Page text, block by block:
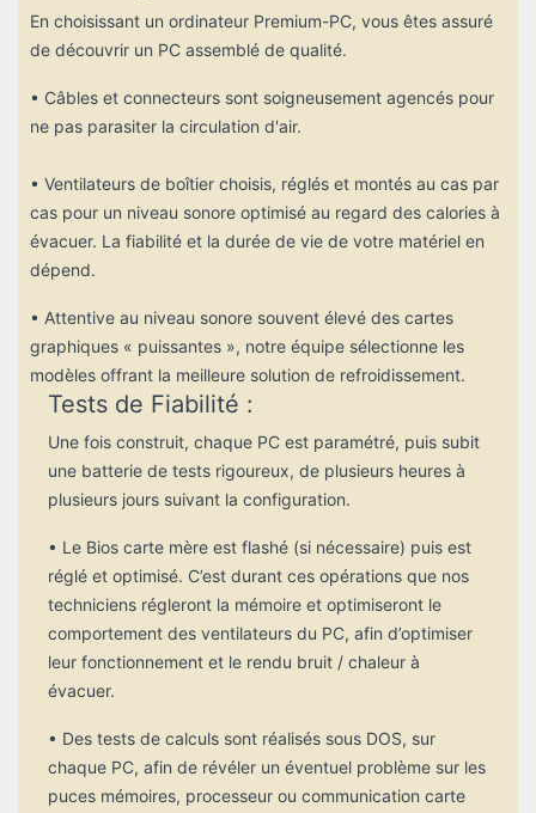
En choisissant un ordinateur Premium-PC, vous êtes assuré
de découvrir un PC assemblé de qualité.
• Câbles et connecteurs sont soigneusement agencés pour
ne pas parasiter la circulation d'air.
• Ventilateurs de boîtier choisis, réglés et montés au cas par
cas pour un niveau sonore optimisé au regard des calories à
évacuer. La fiabilité et la durée de vie de votre matériel en
dépend.
• Attentive au niveau sonore souvent élevé des cartes
graphiques « puissantes », notre équipe sélectionne les
modèles offrant la meilleure solution de refroidissement.
Tests de Fiabilité :
Une fois construit, chaque PC est paramétré, puis subit
une batterie de tests rigoureux, de plusieurs heures à
plusieurs jours suivant la configuration.
• Le Bios carte mère est flashé (si nécessaire) puis est
réglé et optimisé. C’est durant ces opérations que nos
techniciens régleront la mémoire et optimiseront le
comportement des ventilateurs du PC, afin d’optimiser
leur fonctionnement et le rendu bruit / chaleur à
évacuer.
• Des tests de calculs sont réalisés sous DOS, sur
chaque PC, afin de révéler un éventuel problème sur les
puces mémoires, processeur ou communication carte